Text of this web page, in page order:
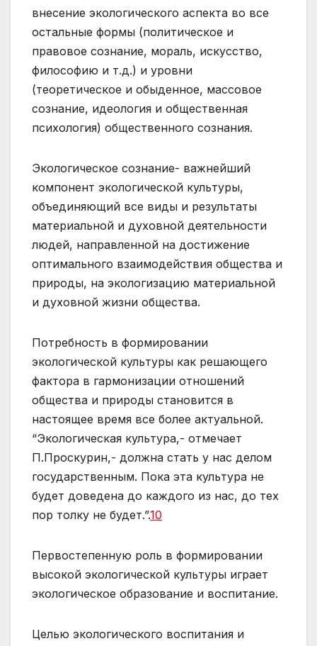
внесение экологического аспекта во все
остальные формы (политическое и
правовое сознание, мораль, искусство,
философию и т.д.) и уровни
(теоретическое и обыденное, массовое
сознание, идеология и общественная
психология) общественного сознания.
Экологическое сознание- важнейший
компонент экологической культуры,
объединяющий все виды и результаты
материальной и духовной деятельности
людей, направленной на достижение
оптимального взаимодействия общества и
природы, на экологизацию материальной
и духовной жизни общества.
Потребность в формировании
экологической культуры как решающего
фактора в гармонизации отношений
общества и природы становится в
настоящее время все более актуальной.
“Экологическая культура,- отмечает
П.Проскурин,- должна стать у нас делом
государственным. Пока эта культура не
будет доведена до каждого из нас, до тех
пор толку не будет.”.10
Первостепенную роль в формировании
высокой экологической культуры играет
экологическое образование и воспитание.
Целью экологического воспитания и